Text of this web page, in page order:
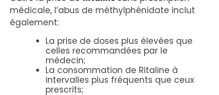
médicale, l’abus de méthylphénidate inclut
également:
La prise de doses plus élevées que
celles recommandées par le
médecin;
La consommation de Ritaline à
intervalles plus fréquents que ceux
prescrits;